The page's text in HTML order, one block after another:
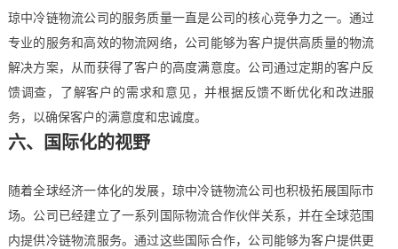
琼中冷链物流公司的服务质量一直是公司的核心竞争力之一。通过
专业的服务和高效的物流网络，公司能够为客户提供高质量的物流
解决方案，从而获得了客户的高度满意度。公司通过定期的客户反
馈调查，了解客户的需求和意见，并根据反馈不断优化和改进服
务，以确保客户的满意度和忠诚度。
六、国际化的视野
随着全球经济一体化的发展，琼中冷链物流公司也积极拓展国际市
场。公司已经建立了一系列国际物流合作伙伴关系，并在全球范围
内提供冷链物流服务。通过这些国际合作，公司能够为客户提供更